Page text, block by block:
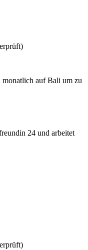
auf Bali um zu
24 und arbeitet